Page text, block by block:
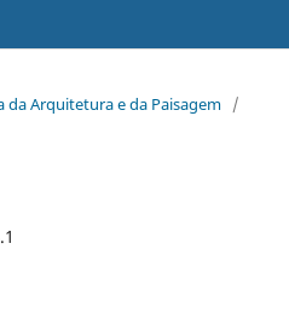
da Arquitetura e da Paisagem /